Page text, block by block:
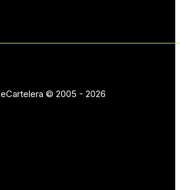
eCartelera © 2005 - 2026